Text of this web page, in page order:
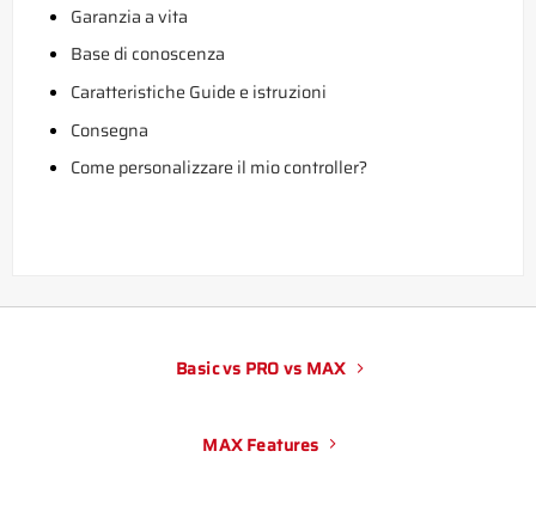
Garanzia a vita
Base di conoscenza
Caratteristiche Guide e istruzioni
Consegna
Come personalizzare il mio controller?
Basic vs PRO vs MAX
MAX Features